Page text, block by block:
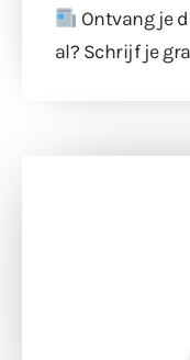
Ontvang je
al? Schrijf je